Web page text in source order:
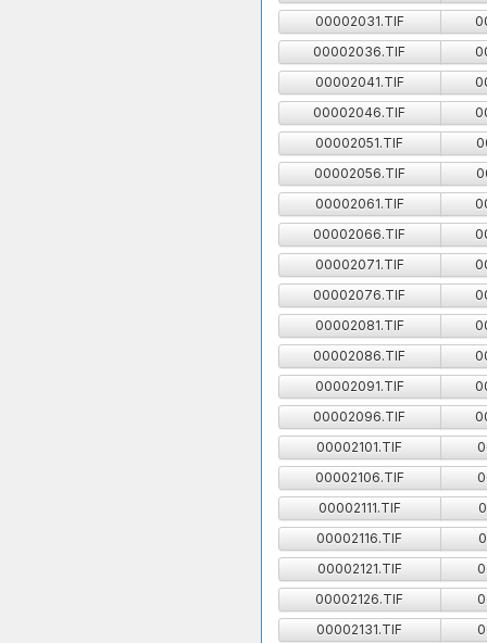
00002031.TIF
00002036.TIF
00002041.TIF
00002046.TIF
00002051.TIF
00002056.TIF
00002061.TIF
00002066.TIF
00002071.TIF
00002076.TIF
00002081.TIF
00002086.TIF
00002091.TIF
00002096.TIF
00002101.TIF
00002106.TIF
00002111.TIF
00002116.TIF
00002121.TIF
00002126.TIF
00002131.TIF